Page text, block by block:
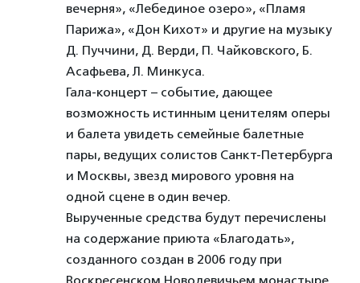
вечерня», «Лебединое озеро», «Пламя
Парижа», «Дон Кихот» и другие на музыку
Д. Пуччини, Д. Верди, П. Чайковского, Б.
Асафьева, Л. Минкуса.
Гала-концерт – событие, дающее
возможность истинным ценителям оперы
и балета увидеть семейные балетные
пары, ведущих солистов Санкт-Петербурга
и Москвы, звезд мирового уровня на
одной сцене в один вечер.
Вырученные средства будут перечислены
на содержание приюта «Благодать»,
созданного создан в 2006 году при